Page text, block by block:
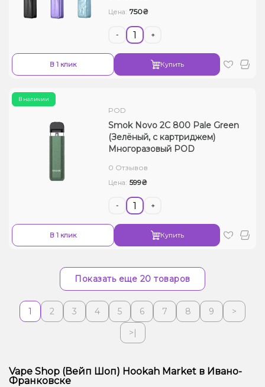
Цена: 750₴
- +
В 1 клик Купить
В наличии
POD
Smok Novo 2C 800 Pale Green
(Зелёный, с картриджем)
Многоразовый POD
0 Отзывов
Цена: 599₴
- +
В 1 клик Купить
Показать еще 20 товаров
1 2 3 4 5 6 7 8 9
>
>|
Vape Shop (Вейп Шоп) Hookah Market в Ивано-
Франковске